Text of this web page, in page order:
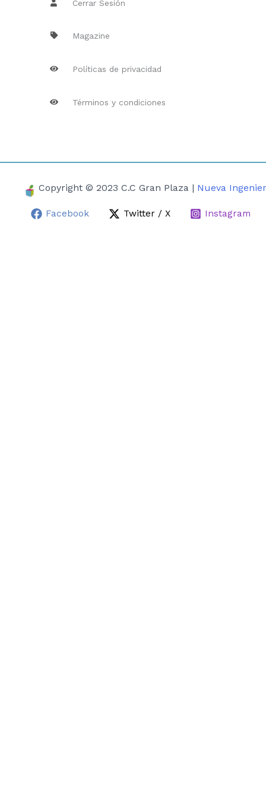
Cerrar Sesión
Magazine
Políticas de privacidad
Términos y condiciones
Copyright © 2023 C.C Gran Plaza | Nueva
Facebook Twitter / X Instagram